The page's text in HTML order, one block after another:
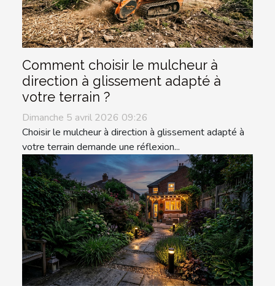
Comment choisir le mulcheur à
direction à glissement adapté à
votre terrain ?
Dimanche 5 avril 2026 09:26
Choisir le mulcheur à direction à glissement adapté à
votre terrain demande une réflexion...